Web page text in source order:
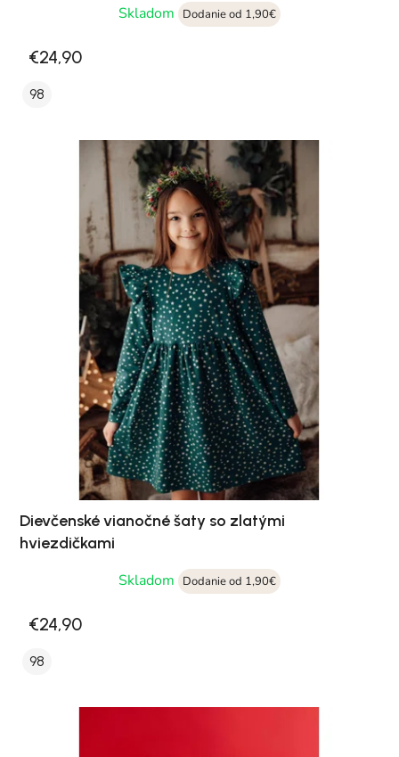
Skladom
Dodanie od 1,90€
€24,90
98
Dievčenské vianočné šaty so zlatými
hviezdičkami
Skladom
Dodanie od 1,90€
€24,90
98